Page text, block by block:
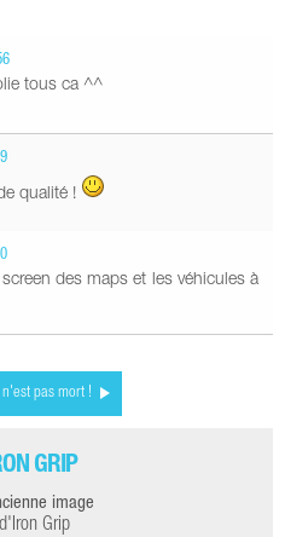
tous ca ^^
qualité !
des maps et les véhicules à
n'est pas mort !
GRIP
image
Grip